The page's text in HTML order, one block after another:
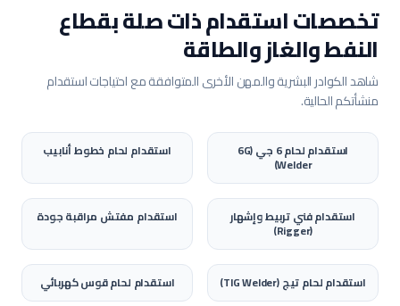
تخصصات استقدام ذات صلة بقطاع
النفط والغاز والطاقة
شاهد الكوادر البشرية والمهن الأخرى المتوافقة مع احتياجات استقدام
منشأتكم الحالية.
استقدام لحام 6 جي (6G
Welder)
استقدام لحام خطوط أنابيب
استقدامفني تربيط وإشهار
(Rigger)
استقدام مفتش مراقبة جودة
استقداملحام تيج (TIG Welder) استقدام لحام قوس كهربائي